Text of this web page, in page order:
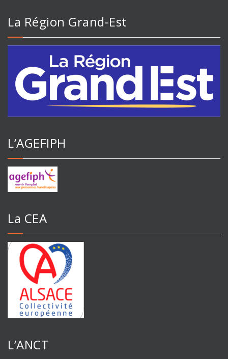
La Région Grand-Est
L’AGEFIPH
La CEA
L’ANCT